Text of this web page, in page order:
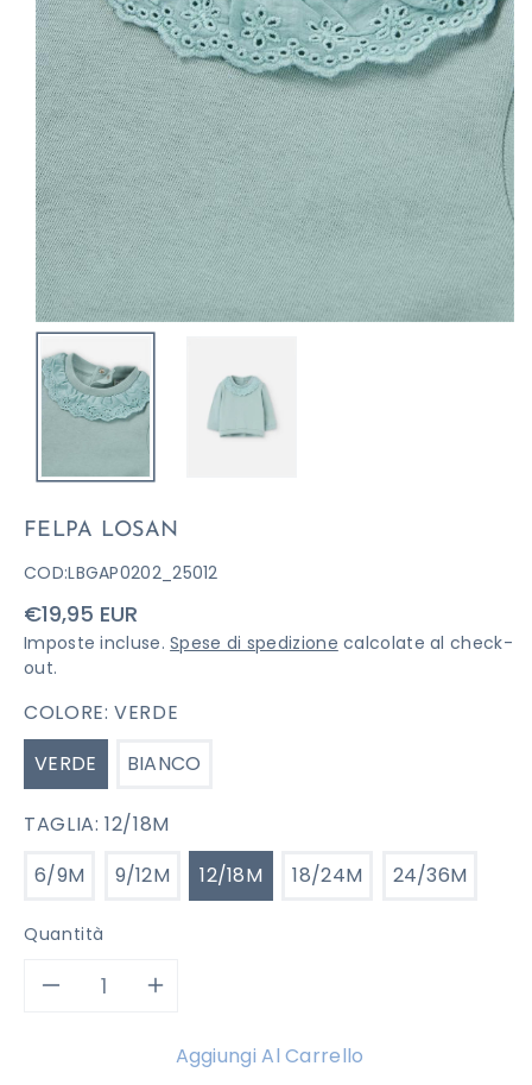
FELPA LOSAN
COD:LBGAP0202_25012
Prezzo
di
listino
€19,95 EUR
Imposte incluse.Spese di spedizione calcolate al check-
out.
COLORE:VERDE
VERDE
BIANCO
TAGLIA:12/18M
6/9M
9/12M 12/18M 18/24M 24/36M
Quantità
Diminuisci
quantità
Aumenta
quantità
Aggiungi Al Carrello